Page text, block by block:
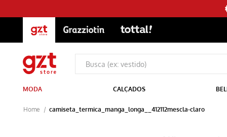
MODA CALÇADOS
camiseta_termica_manga_longa__412112mescla-claro